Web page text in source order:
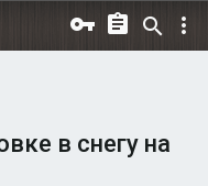
в снегу на